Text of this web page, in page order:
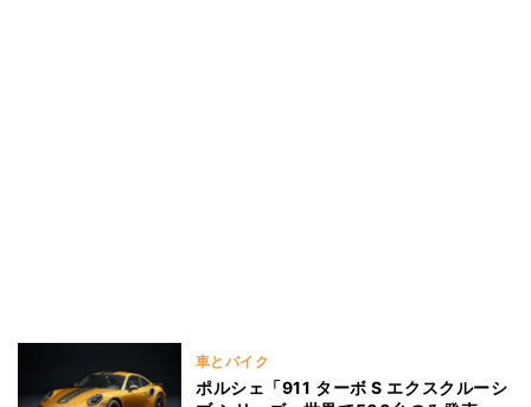
車とバイク
ポルシェ「911 ターボ S エクスクルーシ